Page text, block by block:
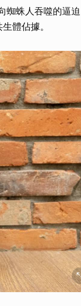
蜘蛛人吞噬的逼迫
體佔據。